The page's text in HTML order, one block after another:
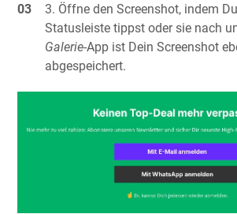
Öffne den Screenshot, indem
Statusleiste tippst oder sie nach
Galerie-App ist Dein Screenshot
abgespeichert.